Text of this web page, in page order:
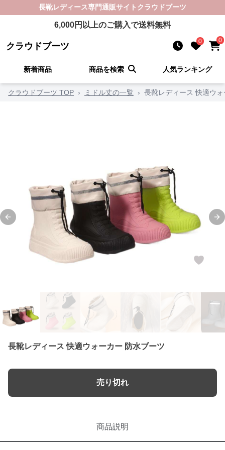
長靴レディース専門通販サイト クラウドブーツ
6,000円以上のご購入で送料無料
クラウドブーツ 0 0
新着商品 商品を検索 人気ランキング
クラウドブーツ TOP › ミドル丈の一覧 › 長靴レディース 快適ウ
Previous slide
長靴レディース 快適ウォーカー 防水ブーツ
売り切れ
商品説明